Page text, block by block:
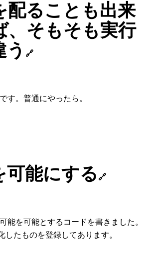
配ることも出来
、そもそも実行
🔗
す。普通にやったら。
可能にする 🔗
能を可能とするコードを書きました。
したものを登録してあります。